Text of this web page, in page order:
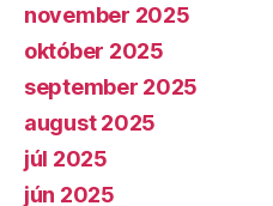
november 2025
október 2025
september 2025
august 2025
júl 2025
jún 2025